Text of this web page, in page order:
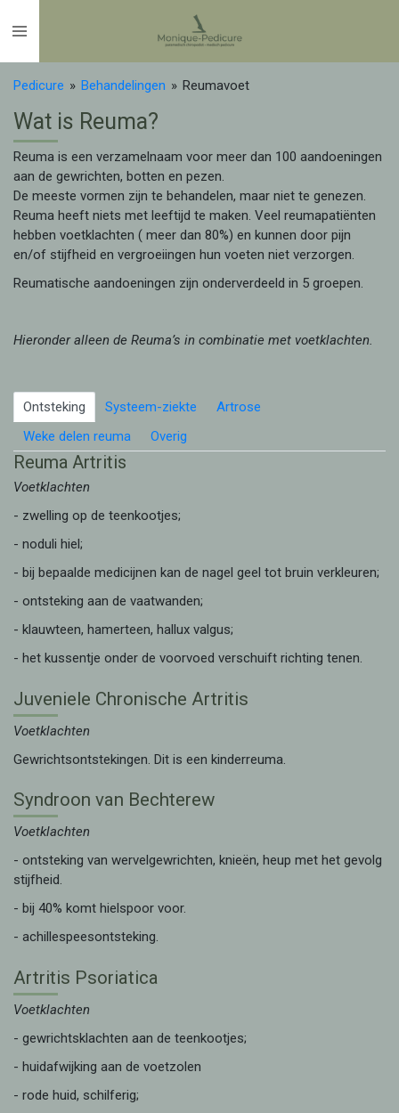
direct
de
hoofdinhoud
Pedicure » Behandelingen » Reumavoet
Wat is Reuma?
Reuma is een verzamelnaam voor meer dan 100 aandoeningen
aan de gewrichten, botten en pezen.
De meeste vormen zijn te behandelen, maar niet te genezen.
Reuma heeft niets met leeftijd te maken. Veel reumapatiënten
hebben voetklachten ( meer dan 80%) en kunnen door pijn
en/of stijfheid en vergroeiingen hun voeten niet verzorgen.
Reumatische aandoeningen zijn onderverdeeld in 5 groepen.
Hieronder alleen de Reuma’s in combinatie met voetklachten.
Ontsteking Systeem-ziekte
Artrose
Weke delen reuma
Overig
Reuma Artritis
Voetklachten
- zwelling op de teenkootjes;
- noduli hiel;
- bij bepaalde medicijnen kan de nagel geel tot bruin verkleuren;
- ontsteking aan de vaatwanden;
- klauwteen, hamerteen, hallux valgus;
- het kussentje onder de voorvoed verschuift richting tenen.
Juveniele Chronische Artritis
Voetklachten
Gewrichtsontstekingen. Dit is een kinderreuma.
Syndroon van Bechterew
Voetklachten
- ontsteking van wervelgewrichten, knieën, heup met het gevolg
stijfheid.
- bij 40% komt hielspoor voor.
- achillespeesontsteking.
Artritis Psoriatica
Voetklachten
- gewrichtsklachten aan de teenkootjes;
- huidafwijking aan de voetzolen
- rode huid, schilferig;